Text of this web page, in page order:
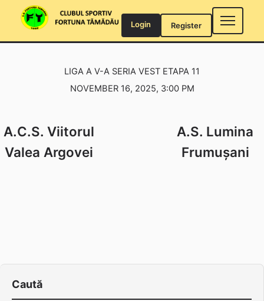
Login Register
LIGA A V-A SERIA VEST ETAPA 11
NOVEMBER 16, 2025, 3:00 PM
A.C.S. Viitorul
Valea Argovei
A.S. Lumina
Frumușani
Caută